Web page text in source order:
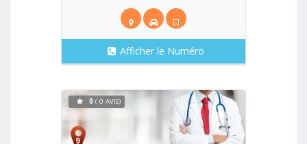
Afficher le Numéro
Voir
0 ( 0 AVIS)